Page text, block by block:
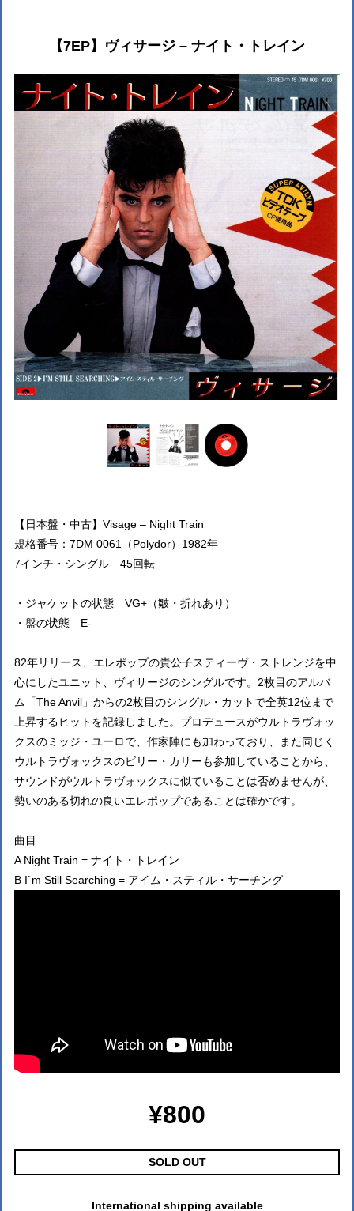
【7EP】ヴィサージ – ナイト・トレイン
【日本盤・中古】Visage – Night Train
規格番号：7DM 0061（Polydor）1982年
7インチ・シングル 45回転
・ジャケットの状態 VG+（皺・折れあり）
・盤の状態 E-
82年リリース、エレポップの貴公子スティーヴ・ストレンジを中
心にしたユニット、ヴィサージのシングルです。2枚目のアルバ
ム「The Anvil」からの2枚目のシングル・カットで全英12位まで
上昇するヒットを記録しました。プロデュースがウルトラヴォッ
クスのミッジ・ユーロで、作家陣にも加わっており、また同じく
ウルトラヴォックスのビリー・カリーも参加していることから、
サウンドがウルトラヴォックスに似ていることは否めませんが、
勢いのある切れの良いエレポップであることは確かです。
曲目
A Night Train = ナイト・トレイン
B I`m Still Searching = アイム・スティル・サーチング
¥800
SOLD OUT
International shipping available